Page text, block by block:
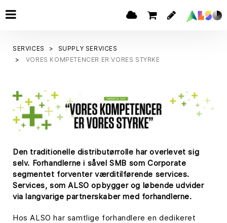
SERVICES
SUPPLY SERVICES
VORES KOMPETENCER ER VORES STYRKE
Den traditionelle distributørrolle har overlevet sig
selv. Forhandlerne i såvel SMB som Corporate
segmentet forventer værditilførende services.
Services, som ALSO opbygger og løbende udvider
via langvarige partnerskaber med forhandlerne.
Hos ALSO har samtlige forhandlere en dedikeret